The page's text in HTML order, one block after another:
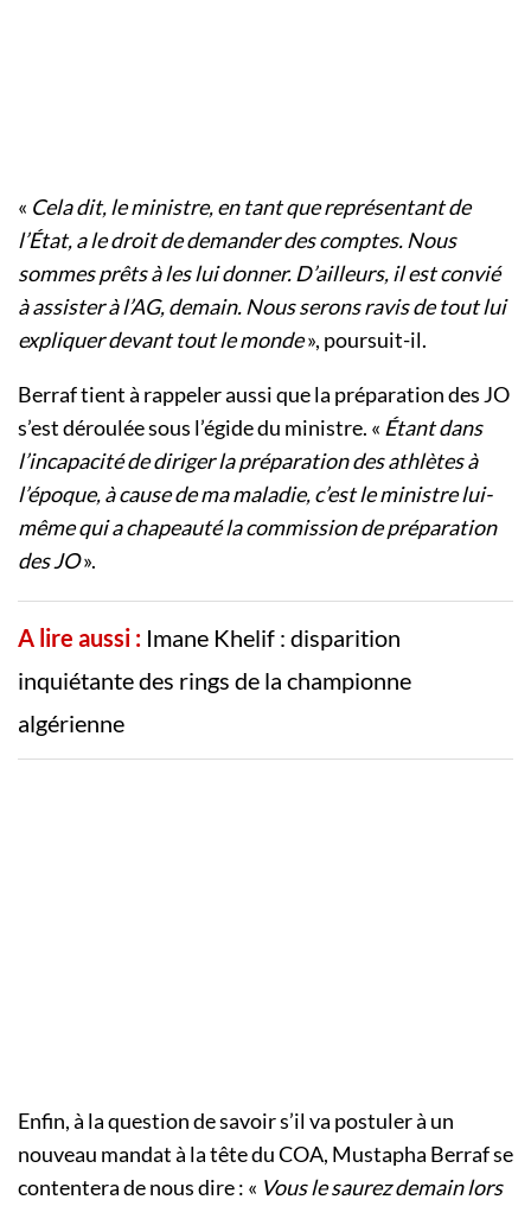
« Cela dit, le ministre, en tant que représentant de
l’État, a le droit de demander des comptes. Nous
sommes prêts à les lui donner. D’ailleurs, il est convié
à assister à l’AG, demain. Nous serons ravis de tout lui
expliquer devant tout le monde», poursuit-il.
Berraf tient à rappeler aussi que la préparation des JO
s’est déroulée sous l’égide du ministre. « Étant dans
l’incapacité de diriger la préparation des athlètes à
l’époque, à cause de ma maladie, c’est le ministre lui-
même qui a chapeauté la commission de préparation
des JO».
A lire aussi : Imane Khelif : disparition
inquiétante des rings de la championne
algérienne
Enfin, à la question de savoir s’il va postuler à un
nouveau mandat à la tête du COA, Mustapha Berraf se
contentera de nous dire : « Vous le saurez demain lors